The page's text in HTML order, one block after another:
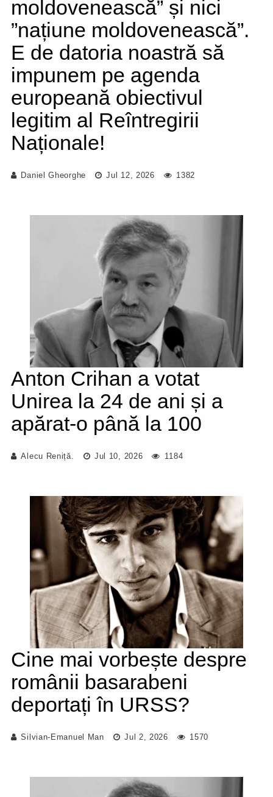
moldovenească” și nici
”națiune moldovenească”.
E de datoria noastră să
impunem pe agenda
europeană obiectivul
legitim al Reîntregirii
Naționale!
Daniel Gheorghe Jul 12, 2026 1382
Anton Crihan a votat
Unirea la 24 de ani și a
apărat-o până la 100
Alecu Reniță. Jul 10, 2026 1184
Cine mai vorbește despre
românii basarabeni
deportați în URSS?
Silvian-Emanuel Man Jul 2, 2026 1570